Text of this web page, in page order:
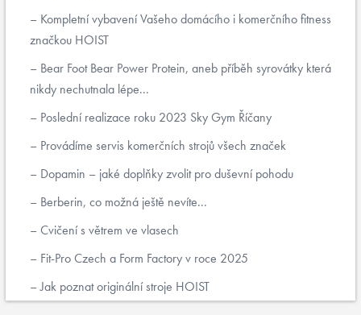
Kompletní vybavení Vašeho domácího i komerčního fitness
značkou HOIST
Bear Foot Bear Power Protein, aneb příběh syrovátky která
nikdy nechutnala lépe...
Poslední realizace roku 2023 Sky Gym Říčany
Provádíme servis komerčních strojů všech značek
Dopamin – jaké doplňky zvolit pro duševní pohodu
Berberin, co možná ještě nevíte...
Cvičení s větrem ve vlasech
Fit-Pro Czech a Form Factory v roce 2025
Jak poznat originální stroje HOIST